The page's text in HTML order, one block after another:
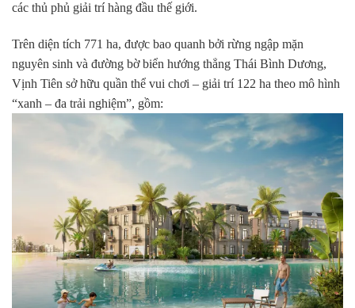
các thủ phủ giải trí hàng đầu thế giới.
Trên diện tích 771 ha, được bao quanh bởi rừng ngập mặn
nguyên sinh và đường bờ biển hướng thẳng Thái Bình Dương,
Vịnh Tiên sở hữu quần thể vui chơi – giải trí 122 ha theo mô hình
“xanh – đa trải nghiệm”, gồm: